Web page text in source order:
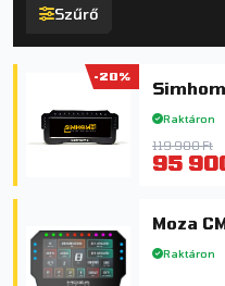
Szűrő
-20%
Raktáron
119 900 Ft
95
Moza
Raktáron